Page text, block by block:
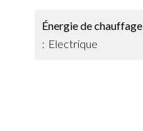
Énergie de chauffage
Electrique